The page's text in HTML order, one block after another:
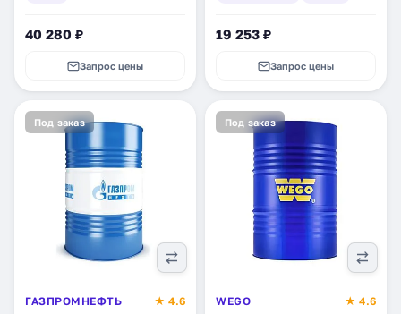
40 280 ₽
Запрос цены
19 253 ₽
Запрос цены
Под заказ
ГАЗПРОМНЕФТЬ
★ 4.6
Под заказ
WEGO
★ 4.6